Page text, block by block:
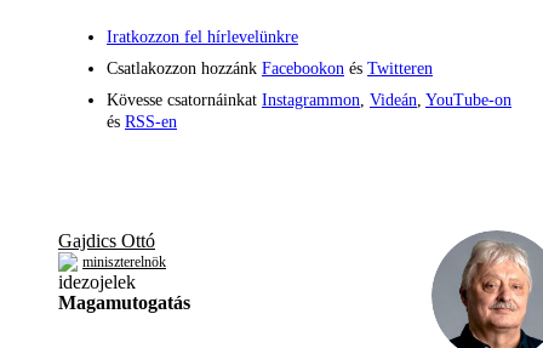
Iratkozzon fel hírlevelünkre
Csatlakozzon hozzánk Facebookon és Twitteren
Kövesse csatornáinkat Instagrammon, Videán, YouTube-on
és RSS-en
Gajdics Ottó
miniszterelnök
Magamutogatás